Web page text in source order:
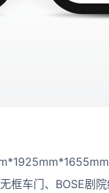
车门、BOSE剧院